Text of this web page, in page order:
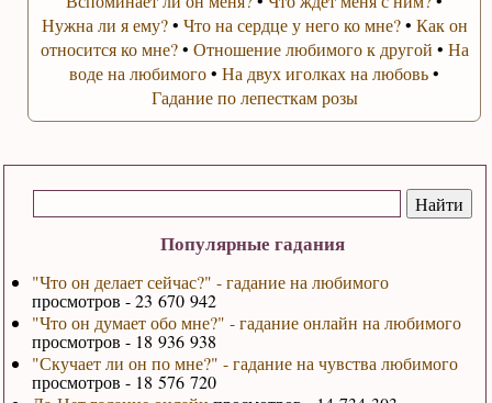
Популярные гадания
"Что он делает сейчас?" - гадание на любимого
просмотров - 23 670 942
"Что он думает обо мне?" - гадание онлайн на любимого
просмотров - 18 936 938
"Скучает ли он по мне?" - гадание на чувства любимого
просмотров - 18 576 720
Нужна ли я ему?• Что на сердце у него ко мне?• Как он
относится ко мне?• Отношение любимого к другой • На
воде на любимого•На двух иголках на любовь•
Гадание по лепесткам розы